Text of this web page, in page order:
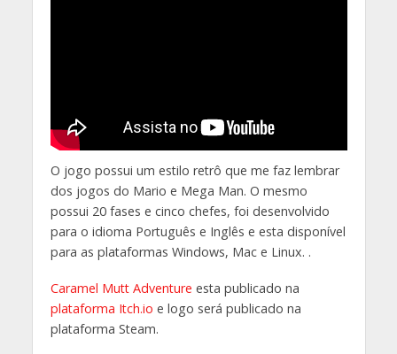
O jogo possui um estilo retrô que me faz lembrar
dos jogos do Mario e Mega Man. O mesmo
possui 20 fases e cinco chefes, foi desenvolvido
para o idioma Português e Inglês e esta disponível
para as plataformas Windows, Mac e Linux. .
Caramel Mutt Adventure esta publicado na
plataforma Itch.io e logo será publicado na
plataforma Steam.